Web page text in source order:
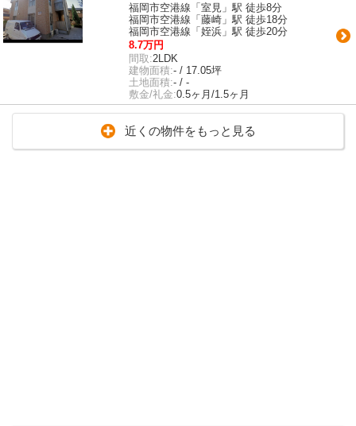
福岡市空港線「室見」駅 徒歩8分
福岡市空港線「藤崎」駅 徒歩18分
福岡市空港線「姪浜」駅 徒歩20分
8.7万円
間取:2LDK
建物面積:- / 17.05坪
土地面積:- / -
敷金/礼金:0.5ヶ月/1.5ヶ月
近くの物件をもっと見る